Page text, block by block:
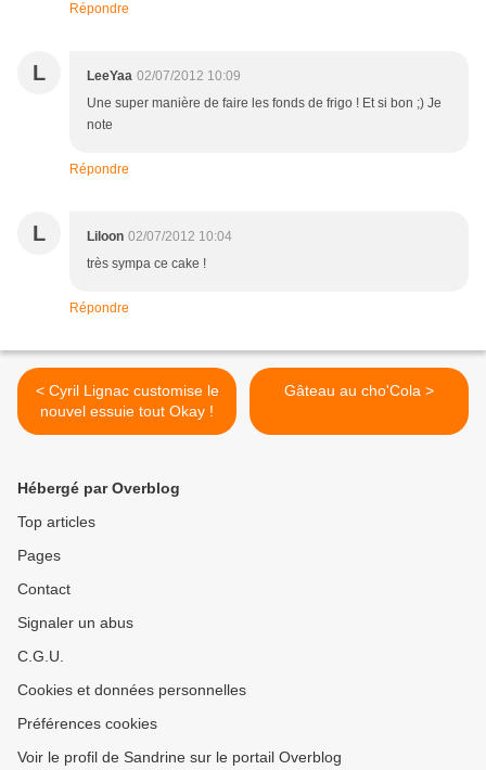
Répondre
L LeeYaa 02/07/2012 10:09
Une super manière de faire les fonds de frigo ! Et si bon ;) Je
note
Répondre
L Liloon 02/07/2012 10:04
très sympa ce cake !
Répondre
< Cyril Lignac customise le
nouvel essuie tout Okay !
Gâteau au cho'Cola >
Hébergé par Overblog
Top articles
Pages
Contact
Signaler un abus
C.G.U.
Cookies et données personnelles
Préférences cookies
Voir le profil de Sandrine sur le portail Overblog